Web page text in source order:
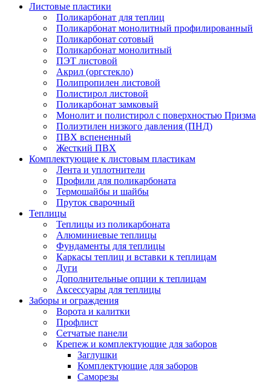
Листовые пластики
Поликарбонат для теплиц
Поликарбонат монолитный профилированный
Поликарбонат сотовый
Поликарбонат монолитный
ПЭТ листовой
Акрил (оргстекло)
Полипропилен листовой
Полистирол листовой
Поликарбонат замковый
Монолит и полистирол с поверхностью Призма
Полиэтилен низкого давления (ПНД)
ПВХ вспененный
Жесткий ПВХ
Комплектующие к листовым пластикам
Лента и уплотнители
Профили для поликарбоната
Термошайбы и шайбы
Пруток сварочный
Теплицы
Теплицы из поликарбоната
Алюминиевые теплицы
Фундаменты для теплицы
Каркасы теплиц и вставки к теплицам
Дуги
Дополнительные опции к теплицам
Аксессуары для теплицы
Заборы и ограждения
Ворота и калитки
Профлист
Сетчатые панели
Крепеж и комплектующие для заборов
Заглушки
Комплектующие для заборов
Саморезы